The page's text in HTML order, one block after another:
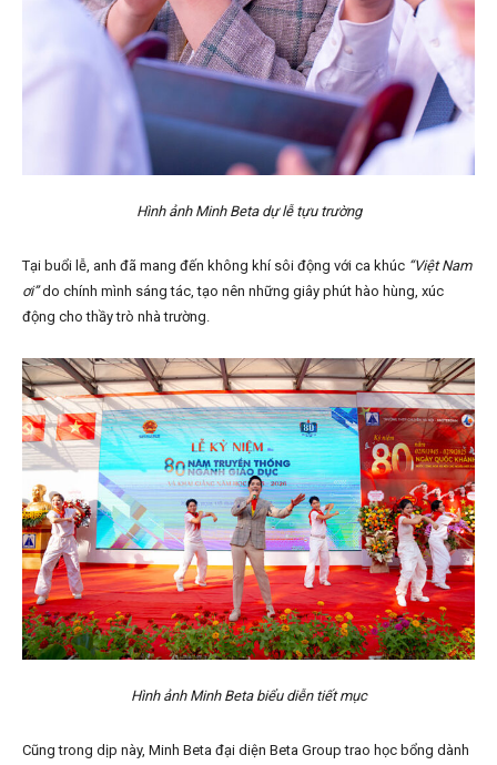
Hình ảnh Minh Beta dự lễ tựu trường
Tại buổi lễ, anh đã mang đến không khí sôi động với ca khúc “Việt Nam
ơi”do chính mình sáng tác, tạo nên những giây phút hào hùng, xúc
động cho thầy trò nhà trường.
Hình ảnh Minh Beta biểu diễn tiết mục
Cũng trong dịp này, Minh Beta đại diện Beta Group trao học bổng dành